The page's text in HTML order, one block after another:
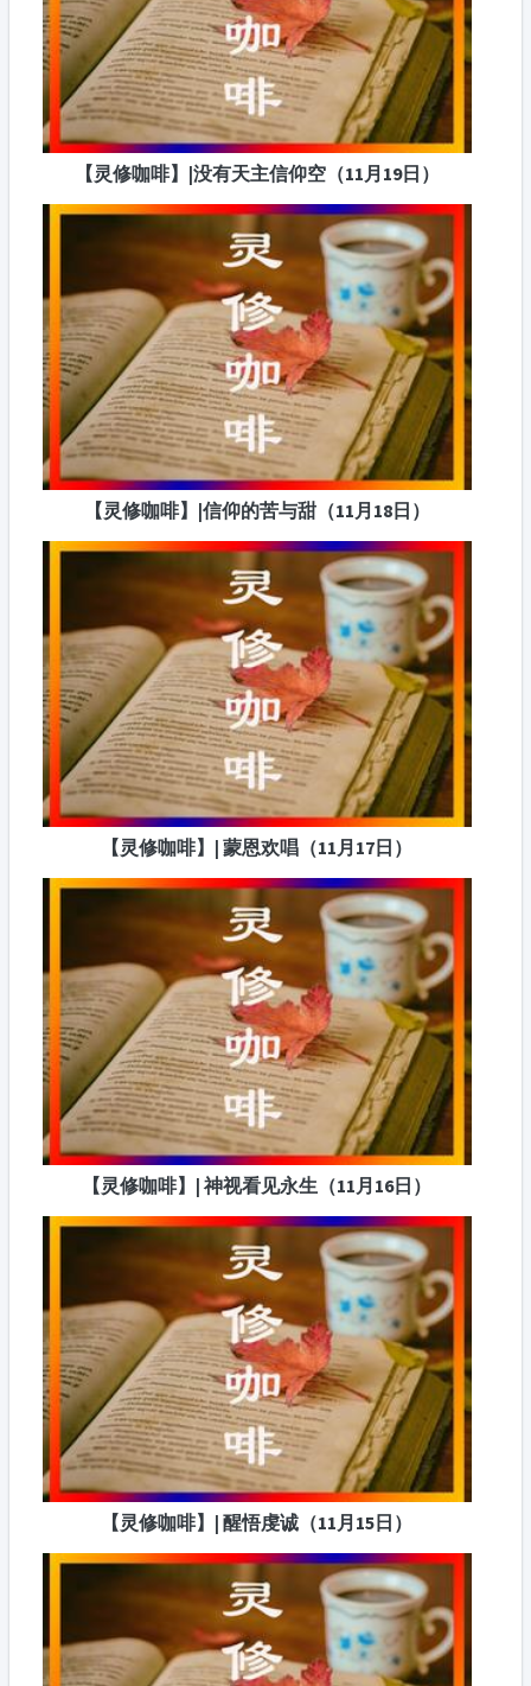
【灵修咖啡】|没有天主信仰空（11月19日）
【灵修咖啡】|信仰的苦与甜（11月18日）
【灵修咖啡】| 蒙恩欢唱（11月17日）
【灵修咖啡】| 神视看见永生（11月16日）
【灵修咖啡】| 醒悟虔诚（11月15日）